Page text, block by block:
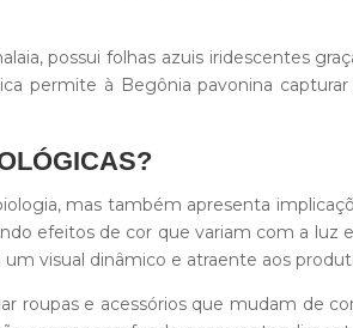
possui folhas azuis iridescentes
permite à Begônia pavonina
mas também apresenta
efeitos de cor que variam com a luz
visual dinâmico e atraente aos
roupas e acessórios que mudam de